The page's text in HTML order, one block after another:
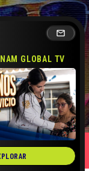
GLOBAL TV
SALUD